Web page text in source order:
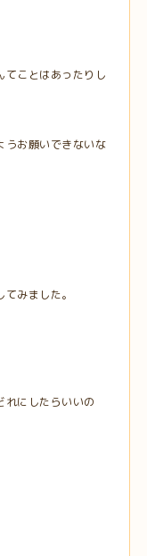
てことはあったりし
うお願いできないな
みました。
れにしたらいいの